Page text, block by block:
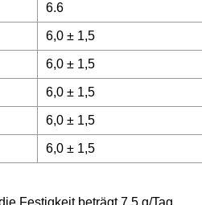
6.6
6,0 ± 1,5
6,0 ± 1,5
6,0 ± 1,5
6,0 ± 1,5
6,0 ± 1,5